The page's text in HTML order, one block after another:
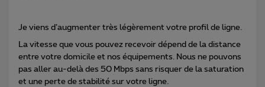
Je viens d’augmenter très légèrement votre profil de ligne.
La vitesse que vous pouvez recevoir dépend de la distance
entre votre domicile et nos équipements. Nous ne pouvons
pas aller au-delà des 50 Mbps sans risquer de la saturation
et une perte de stabilité sur votre ligne.